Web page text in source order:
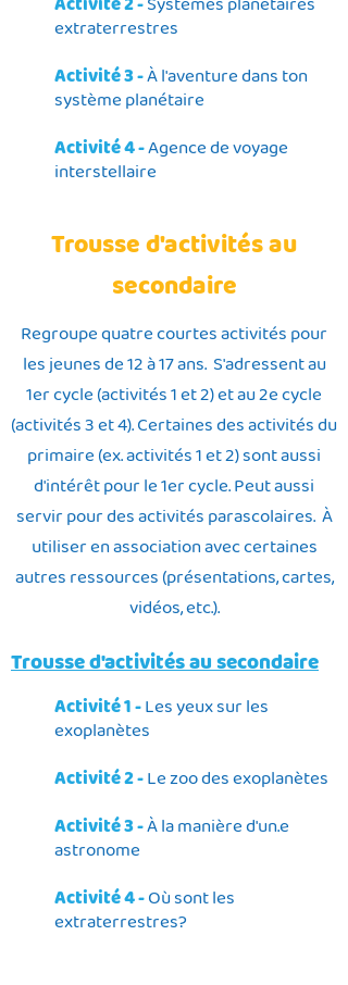
Activité2 -Systèmes planétaires
extraterrestres
Activité 3 -À l'aventure dans ton
système planétaire
Activité 4 -Agence de voyage
interstellaire
Trousse d'activités au
secondaire
Regroupe quatre courtes activités pour
les jeunes de 12 à 17 ans. S'adressent au
1er cycle (activités 1 et 2) et au 2e cycle
(activités 3 et 4). Certaines des activités du
primaire (ex. activités 1 et 2) sont aussi
d'intérêt pour le 1er cycle. Peut aussi
servir pour des activités parascolaires. À
utiliser en association avec certaines
autres ressources (présentations, cartes,
vidéos, etc.).
Trousse d'activités au secondaire
Activité 1 -Les yeux sur les
exoplanètes
Activité 2 -Le zoo des exoplanètes
Activité 3 -À la manière d'un.e
astronome
Activité 4 -Où sont les
extraterrestres?